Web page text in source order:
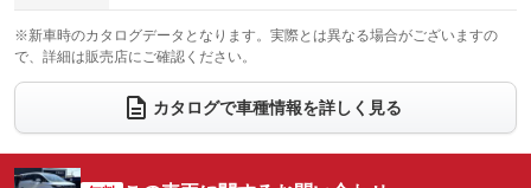
：装備あり ：装備あり
ウォークスルー
：装備あり
電動リアゲート フロントカメラ
：装備あり
：装備あり ：装備あり
※新車時のカタログデータとなります。実際とは異なる場合がございますの
で、詳細は販売店にご確認ください。
カタログで車種情報を詳しく見る